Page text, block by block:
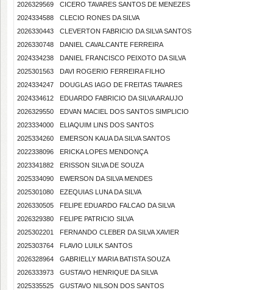
2026329569
CICERO TAVARES SANTOS DE MENEZES
2024334588
CLECIO RONES DA SILVA
2026330443
CLEVERTON FABRICIO DA SILVA SANTOS
2026330748
DANIEL CAVALCANTE FERREIRA
2024334238
DANIEL FRANCISCO PEIXOTO DA SILVA
2025301563
DAVI ROGERIO FERREIRA FILHO
2024334247
DOUGLAS IAGO DE FREITAS TAVARES
2024334612
EDUARDO FABRICIO DA SILVA ARAUJO
2026329550
EDVAN MACIEL DOS SANTOS SIMPLICIO
2023334000
ELIAQUIM LINS DOS SANTOS
2025334260
EMERSON KAUA DA SILVA SANTOS
2022338096
ERICKA LOPES MENDONÇA
2023341882
ERISSON SILVA DE SOUZA
2025334090
EWERSON DA SILVA MENDES
2025301080
EZEQUIAS LUNA DA SILVA
2026330505
FELIPE EDUARDO FALCAO DA SILVA
2026329380
FELIPE PATRICIO SILVA
2025302201
FERNANDO CLEBER DA SILVA XAVIER
2025303764
FLAVIO LUILK SANTOS
2026328964
GABRIELLY MARIA BATISTA SOUZA
2026333973
GUSTAVO HENRIQUE DA SILVA
2025335525
GUSTAVO NILSON DOS SANTOS